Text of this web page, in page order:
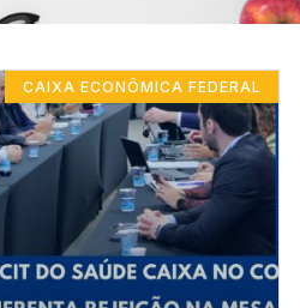
CAIXA ECONÔMICA FEDERAL